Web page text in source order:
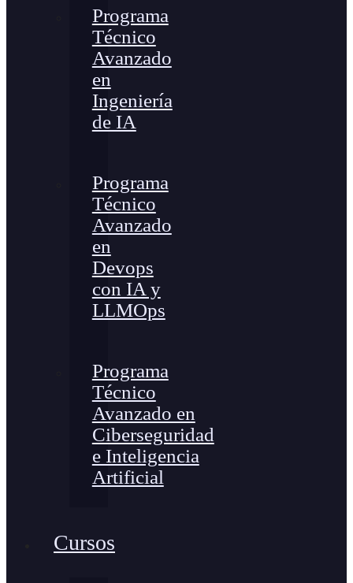
Programa
Técnico
Avanzado
en
Ingeniería
de IA
Programa
Técnico
Avanzado
en
Devops
con IA y
LLMOps
Programa
Técnico
Avanzado en
Ciberseguridad
e Inteligencia
Artificial
Cursos